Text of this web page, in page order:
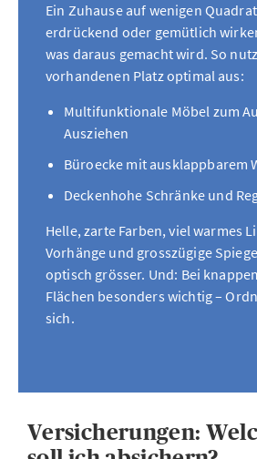
Ein Zuhause auf wenigen
erdrückend oder gemütlich
was daraus gemacht wird. So
vorhandenen Platz optimal aus:
Multifunktionale Möbel zum
Ausziehen
Büroecke mit ausklappbarem
Deckenhohe Schränke und
Helle, zarte Farben, viel warmes
Vorhänge und grosszügige
optisch grösser. Und: Bei
Flächen besonders wichtig –
sich.
Versicherungen: